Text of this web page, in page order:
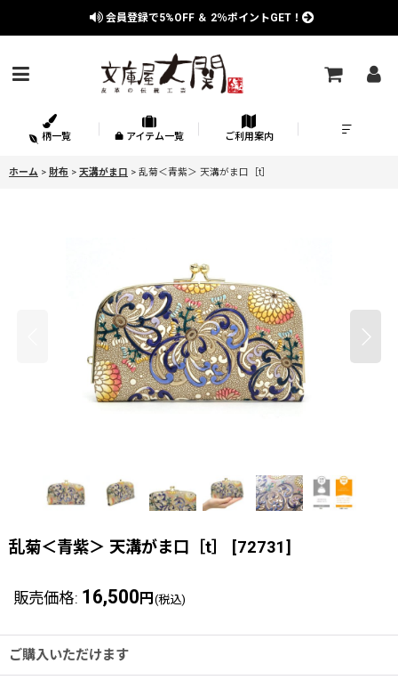
会員登録で5%OFF ＆ 2％ポイントGET！
柄一覧 アイテム一覧 ご利用案内
ホーム > 財布 > 天溝がま口 > 乱菊＜青紫＞ 天溝がま口［t］
乱菊＜青紫＞ 天溝がま口［t］ [72731]
販売価格: 16,500 円 (税込)
ご購入いただけます